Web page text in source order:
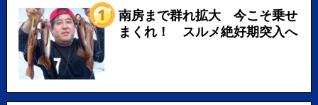
南房まで群れ拡大 今こそ乗せ
まくれ！ スルメ絶好期突入へ